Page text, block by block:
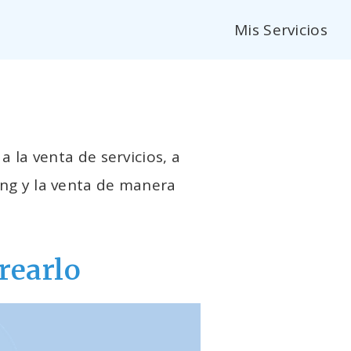
Mis Servicios
la venta de servicios, a
y la venta de manera